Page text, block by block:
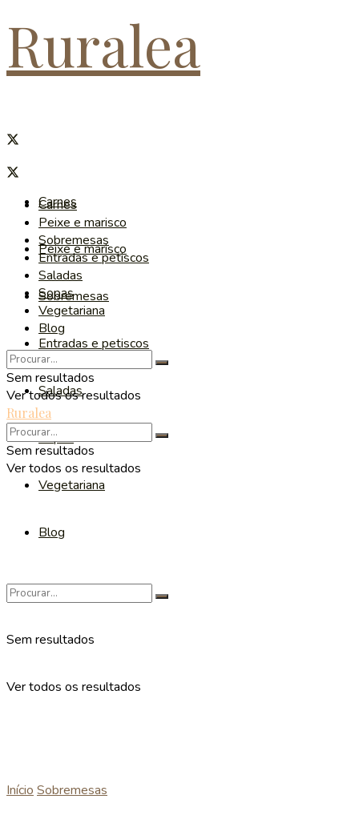
Ruralea
Carnes
Peixe e marisco
Sobremesas
Entradas e petiscos
Saladas
Sopas
Vegetariana
Blog
Sem resultados
Ver todos os resultados
Carnes
Peixe e marisco
Sobremesas
Entradas e petiscos
Saladas
Sopas
Vegetariana
Blog
Sem resultados
Ver todos os resultados
Ruralea
Sem resultados
Ver todos os resultados
Início Sobremesas